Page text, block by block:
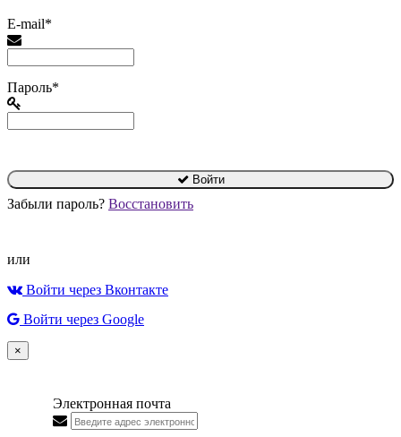
E-mail*
Пароль*
Войти
Забыли пароль? Восстановить
или
Войти через Вконтакте
Войти через Google
×
Электронная почта